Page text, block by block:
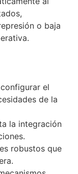
o baja
el
de la
la integración
robustos que